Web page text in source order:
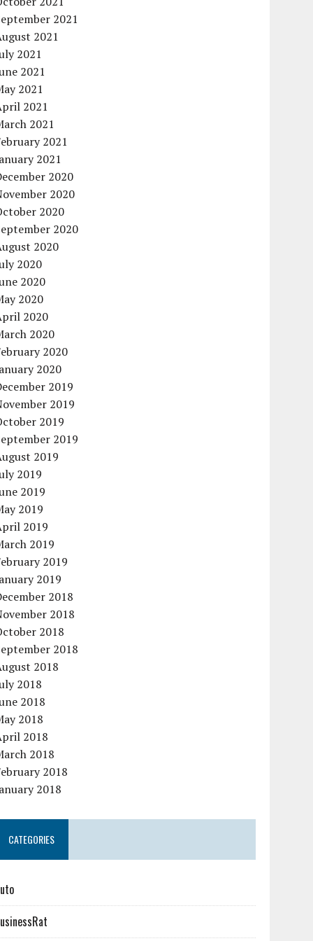
2021
2021
2021
2021
2021
2021
2021
2021
2021
2020
2020
2020
2020
2020
2020
2020
2020
2020
2020
2020
2020
2019
2019
2019
2019
2019
2019
2019
2019
2019
2019
2019
2019
2018
2018
2018
2018
2018
2018
2018
2018
2018
2018
2018
2018
CATEGORIES